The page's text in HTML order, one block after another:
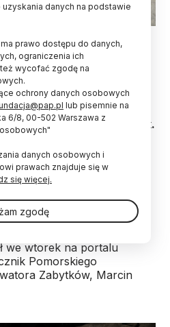
natrafili na artefakt w trakcie
w którym kiedyś działała
(aldg) PAP/Adam Warżawa
odkryli w
płytę nagrobną z
datowaną na XIII wiek.
samym miejscu
nagrobną z wizerunkiem
znalezisko archeologiczne
w Gdańsku – przy ul.
we wtorek na portalu
Pomorskiego
Zabytków, Marcin
danych na podstawie
prawo dostępu do danych,
ograniczenia ich
wycofać zgodę na
ochrony danych osobowych
lub pisemnie na
6/8, 00-502 Warszawa z
danych osobowych i
prawach znajduje się w
się więcej.
zgodę